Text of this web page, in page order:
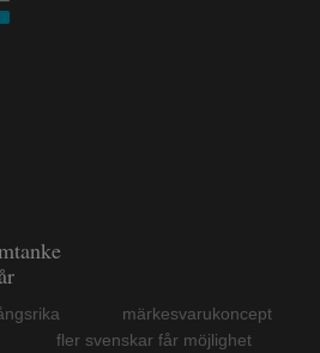
märkesvarukoncept
svenskar får möjlighet